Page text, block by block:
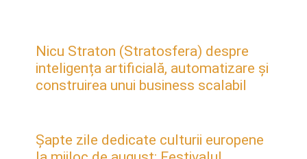
Nicu Straton (Stratosfera) despre
inteligența artificială, automatizare și
construirea unui business scalabil
Șapte zile dedicate culturii europene